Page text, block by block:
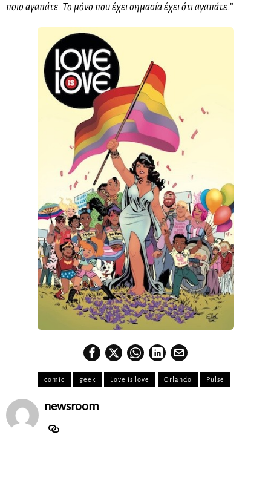
ποιο αγαπάτε. Το μόνο που έχει σημασία έχει ότι αγαπάτε.”
comic geek Love is love Orlando Pulse
newsroom